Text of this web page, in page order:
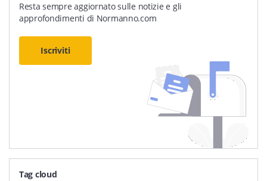
Resta sempre aggiornato sulle notizie e gli
approfondimenti di Normanno.com
Iscriviti
Tag cloud